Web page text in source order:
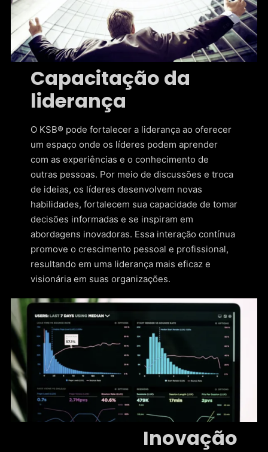
Capacitação da
liderança
O KSB® pode fortalecer a liderança ao oferecer
um espaço onde os líderes podem aprender
com as experiências e o conhecimento de
outras pessoas. Por meio de discussões e troca
de ideias, os líderes desenvolvem novas
habilidades, fortalecem sua capacidade de tomar
decisões informadas e se inspiram em
abordagens inovadoras. Essa interação contínua
promove o crescimento pessoal e profissional,
resultando em uma liderança mais eficaz e
visionária em suas organizações.
Inovação